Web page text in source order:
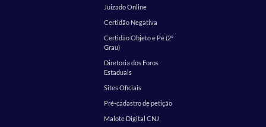
Juizado Online
Certidão Negativa
Certidão Objeto e Pé (2º
Grau)
Diretoria dos Foros
Estaduais
Sites Oficiais
Pré-cadastro de petição
Malote Digital CNJ